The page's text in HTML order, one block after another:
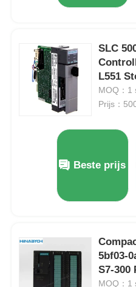
PLC -controller
Soft Start Device
Motor van het
toestelreductiemiddel
AC-SERVOMOTOR
SLC
L551
MOQ：1
Prijs：
Beste prijs
5bf03-
S7-300
MOQ：1